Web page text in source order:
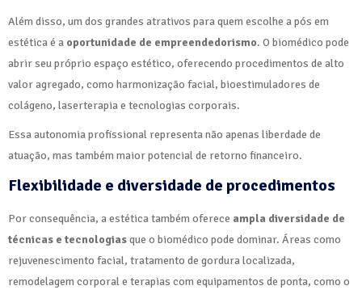
Além disso, um dos grandes atrativos para quem escolhe a pós em
estética é a oportunidade de empreendedorismo. O biomédico pode
abrir seu próprio espaço estético, oferecendo procedimentos de alto
valor agregado, como harmonização facial, bioestimuladores de
colágeno, laserterapia e tecnologias corporais.
Essa autonomia profissional representa não apenas liberdade de
atuação, mas também maior potencial de retorno financeiro.
Flexibilidade e diversidade de procedimentos
Por consequência, a estética também oferece ampla diversidade de
técnicas e tecnologiasque o biomédico pode dominar. Áreas como
rejuvenescimento facial, tratamento de gordura localizada,
remodelagem corporal e terapias com equipamentos de ponta, como o